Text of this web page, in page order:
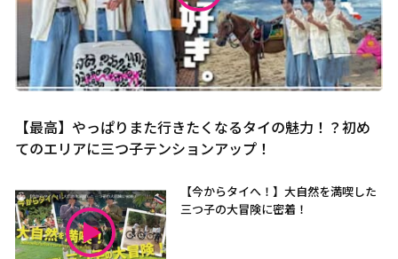
【最高】やっぱりまた行きたくなるタイの魅力！？初め
てのエリアに三つ子テンションアップ！
【今からタイへ！】大自然を満喫した
三つ子の大冒険に密着！